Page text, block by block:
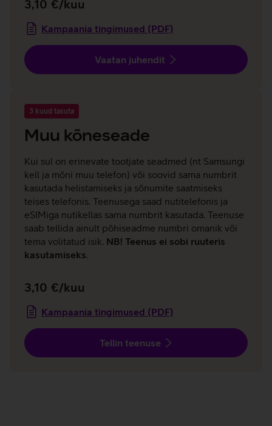
3,10 €/kuu
Kampaania tingimused (PDF)
Vaatan juhendit
3 kuud tasuta
Muu kõneseade
Kui sul on erinevate tootjate seadmed (nt Samsungi
kell ja mõni muu telefon) või soovid sama numbrit
kasutada helistamiseks ja sõnumite saatmiseks
teises telefonis. Teenusega saad nutitelefonis ja
eSIMiga nutikellas sama numbrit kasutada. Teenuse
saab tellida ainult põhiseadme numbri omanik või
tema volitatud isik. NB! Teenus ei sobi ruuteris
kasutamiseks.
3,10 €/kuu
Kampaania tingimused (PDF)
Tellin teenuse